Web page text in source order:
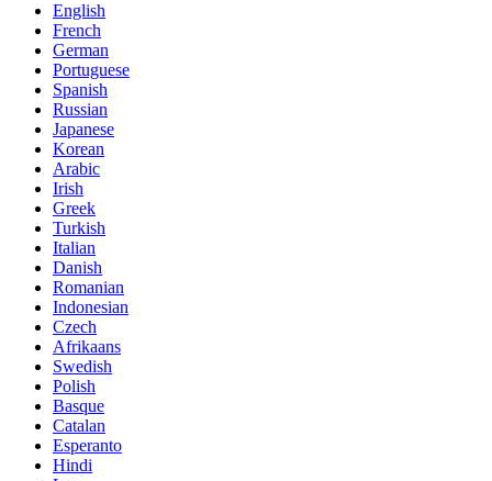
English
French
German
Portuguese
Spanish
Russian
Japanese
Korean
Arabic
Irish
Greek
Turkish
Italian
Danish
Romanian
Indonesian
Czech
Afrikaans
Swedish
Polish
Basque
Catalan
Esperanto
Hindi